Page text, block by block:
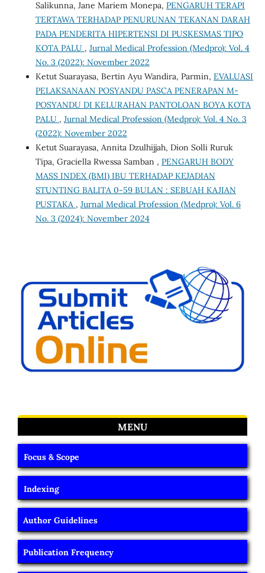
Salikunna, Jane Mariem Monepa, PENGARUH TERAPI
TERTAWA TERHADAP PENURUNAN TEKANAN DARAH
PADA PENDERITA HIPERTENSI DI PUSKESMAS TIPO
KOTA PALU , Jurnal Medical Profession (Medpro): Vol. 4
No. 3 (2022): November 2022
Ketut Suarayasa, Bertin Ayu Wandira, Parmin, EVALUASI
PELAKSANAAN POSYANDU PASCA PENERAPAN M-
POSYANDU DI KELURAHAN PANTOLOAN BOYA KOTA
PALU , Jurnal Medical Profession (Medpro): Vol. 4 No. 3
(2022): November 2022
Ketut Suarayasa, Annita Dzulhijjah, Dion Solli Ruruk
Tipa, Graciella Rwessa Samban , PENGARUH BODY
MASS INDEX (BMI) IBU TERHADAP KEJADIAN
STUNTING BALITA 0-59 BULAN : SEBUAH KAJIAN
PUSTAKA , Jurnal Medical Profession (Medpro): Vol. 6
No. 3 (2024): November 2024
MENU
Focus & Scope
Indexing
Author Guidelines
Publication Frequency